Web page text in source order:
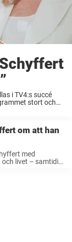
i TV4:s succé
stort och
om att han
med
livet – samtidigt